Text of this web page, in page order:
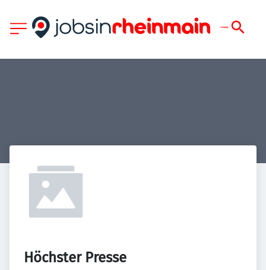
Höchster Presse